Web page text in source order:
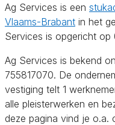
Ag Services is een
Vlaams-Brabant in het
Services is opgericht op
Ag Services is bekend
755817070. De
vestiging telt 1
alle pleisterwerken en
deze pagina vind je o.a.